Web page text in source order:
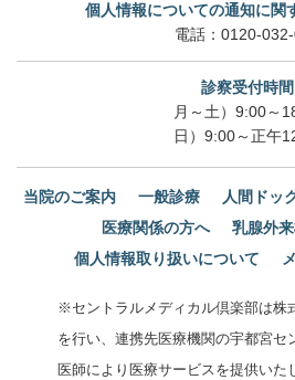
個人情報についての通知に関
電話： 0120-
診察受付時間
月～土）9:00～
日）9:00～正午
当院のご案内 一般診療 人間ドッ
医療関係の方へ
乳腺外
個人情報取り扱いについて
※セントラルメディカル倶楽部は株
を行い、連携先医療機関の宇都宮セ
医師により医療サービスを提供いた